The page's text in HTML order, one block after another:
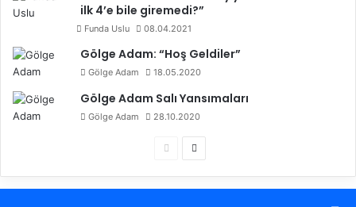
ilk 4’e bile giremedi?”
Funda Uslu 08.04.2021
Gölge Adam: “Hoş Geldiler”
Gölge Adam 18.05.2020
Gölge Adam Salı Yansımaları
Gölge Adam 28.10.2020
c
n